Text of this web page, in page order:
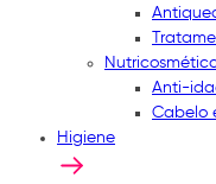
Anti-
Cabelo
Higiene